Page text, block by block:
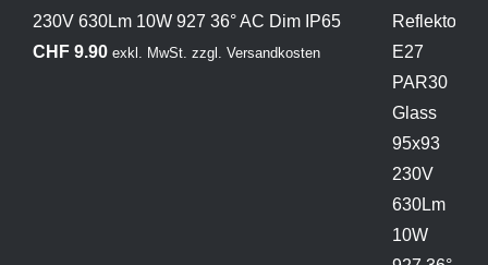
230V 630Lm 10W 927 36° AC Dim IP65
CHF9.90 exkl. MwSt. zzgl. Versandkosten